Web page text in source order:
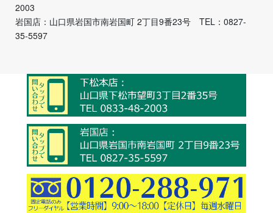
2003
岩国店：山口県岩国市南岩国町 2丁目9番23号 TEL：0827-
35-5597